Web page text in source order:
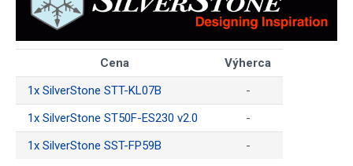
Cena
Výherca
1x SilverStone STT-KL07B
-
1x SilverStone ST50F-ES230 v2.0
-
1x SilverStone SST-FP59B
-